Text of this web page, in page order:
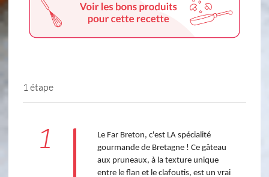
1 étape
1
Le Far Breton, c'est LA spécialité
gourmande de Bretagne ! Ce gâteau
aux pruneaux, à la texture unique
entre le flan et le clafoutis, est un vrai